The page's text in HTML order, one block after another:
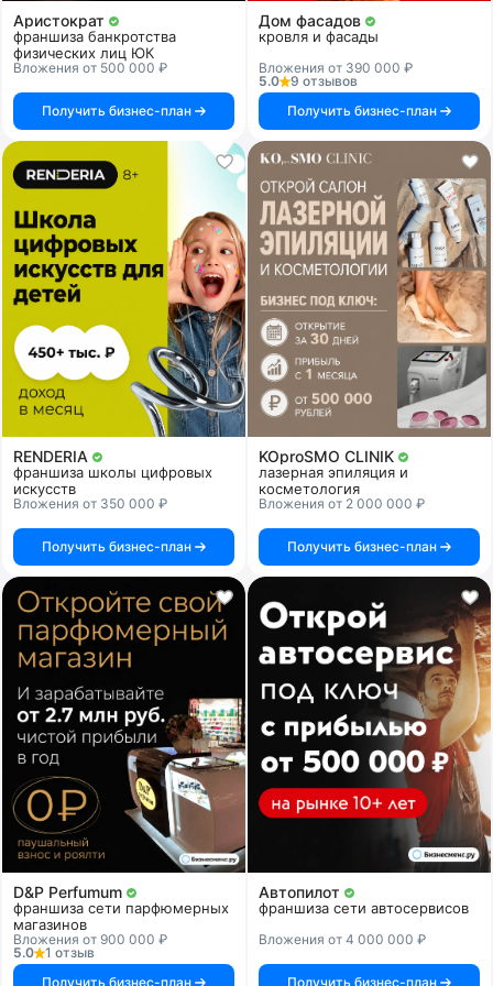
Аристократ
франшиза банкротства
физических лиц ЮК
Вложения от 500 000 ₽
Получить бизнес-план
Дом фасадов
кровля и фасады
Вложения от 390 000 ₽
5.0
9 отзывов
Получить бизнес-план
RENDERIA
франшиза школы цифровых
искусств
Вложения от 350 000 ₽
Получить бизнес-план
KOproSMO CLINIK
лазерная эпиляция и
косметология
Вложения от 2 000 000 ₽
Получить бизнес-план
D&P Perfumum
франшиза сети парфюмерных
магазинов
Вложения от 900 000 ₽
5.0
1 отзыв
Получить бизнес-план
Автопилот
франшиза сети автосервисов
Вложения от 4 000 000 ₽
Получить бизнес-план